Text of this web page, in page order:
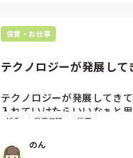
保育・お仕事
テクノロジーが発展し
テクノロジーが発展してき
入れていけたらいいなぁと思
YouTube配信する上で気を
さい。
ICT 保育参観 行事
のん